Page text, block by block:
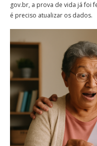
gov.br, a prova de vida já foi
é preciso atualizar os dados.